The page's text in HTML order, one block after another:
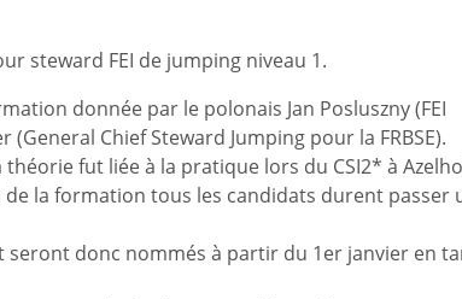
steward FEI de jumping niveau 1.
donnée par le polonais Jan Posluszny (FEI
Chief Steward Jumping pour la FRBSE).
fut liée à la pratique lors du CSI2* à
de la formation tous les candidats durent passer
seront donc nommés à partir du 1er janvier en